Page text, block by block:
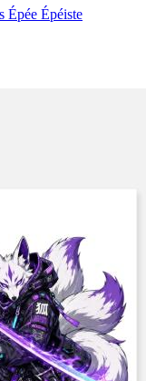
Épée Épéiste